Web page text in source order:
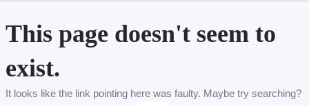
This page doesn't seem to
exist.
It looks like the link pointing here was faulty. Maybe try searching?